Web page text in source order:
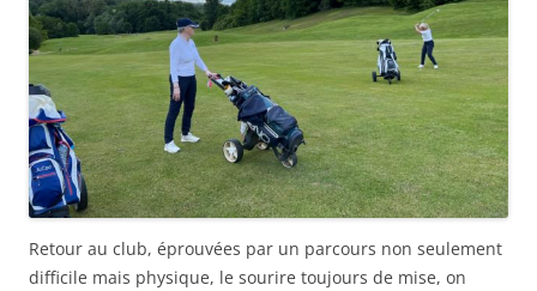
Retour au club, éprouvées par un parcours non seulement
difficile mais physique, le sourire toujours de mise, on